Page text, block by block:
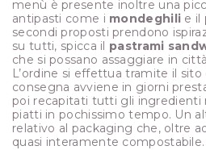
menù è presente inoltre una
antipasti come i mondeghili e il
secondi proposti prendono
su tutti, spicca il pastrami
che si possano assaggiare in
L’ordine si effettua tramite il
consegna avviene in giorni
poi recapitati tutti gli ingredienti
piatti in pochissimo tempo. Un
relativo al packaging che, oltre
quasi interamente compostabile.